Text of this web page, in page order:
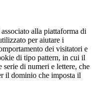
alla piattaforma di
per aiutare i
dei visitatori e
di tipo pattern, in cui il
serie di numeri e lettere, che
il dominio che imposta il